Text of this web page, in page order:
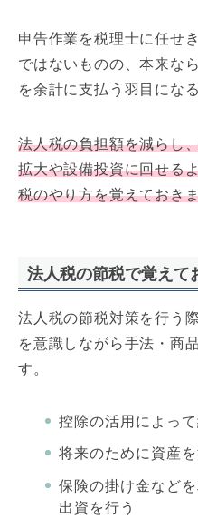
申告作業を税理士に任せ
ではないものの、本来な
を余計に支払う羽目にな
法人税の負担額を減らし
拡大や設備投資に回せる
税のやり方を覚えておき
法人税の節税で覚えて
法人税の節税対策を行う
を意識しながら手法・商
す。
控除の活用によっ
将来のために資産
保険の掛け金など
出資を行う